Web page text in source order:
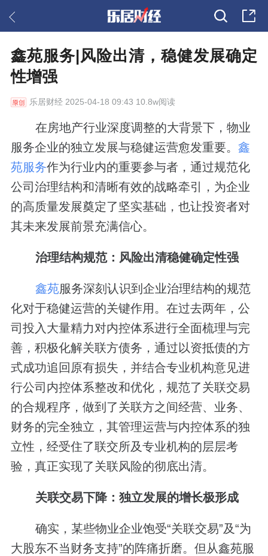
鑫苑服务|风险出清，稳健发展确定
性增强
乐居财经2025-04-18 09:43 10.8w阅读
在房地产行业深度调整的大背景下，物业
服务企业的独立发展与稳健运营愈发重要。 鑫
苑服务作为行业内的重要参与者，通过规范化
公司治理结构和清晰有效的战略牵引，为企业
的高质量发展奠定了坚实基础，也让投资者对
其未来发展前景充满信心。
治理结构规范：风险出清稳健确定性强
鑫苑服务深刻认识到企业治理结构的规范
化对于稳健运营的关键作用。在过去两年，公
司投入大量精力对内控体系进行全面梳理与完
善，积极化解关联方债务，通过以资抵债的方
式成功追回原有损失，并结合专业机构意见进
行公司内控体系整改和优化，规范了关联交易
的合规程序，做到了关联方之间经营、业务、
财务的完全独立，其管理运营与内控体系的独
立性，经受住了联交所及专业机构的层层考
验，真正实现了关联风险的彻底出清。
关联交易下降：独立发展的增长极形成
确实，某些物业企业饱受“关联交易”及“为
大股东不当财务支持”的阵痛折磨。但从鑫苑服